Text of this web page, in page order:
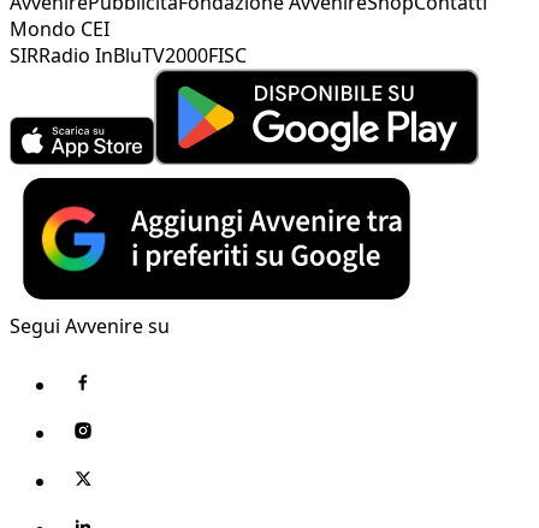
Mondo CEI
SIRRadio InBluTV2000FISC
Segui Avvenire su